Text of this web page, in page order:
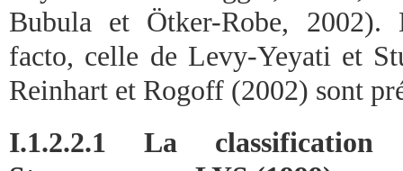
Bubula et Ötker-Robe, 2002).
facto, celle de Levy-Yeyati et
Reinhart et Rogoff (2002) sont
I.1.2.2.1 La